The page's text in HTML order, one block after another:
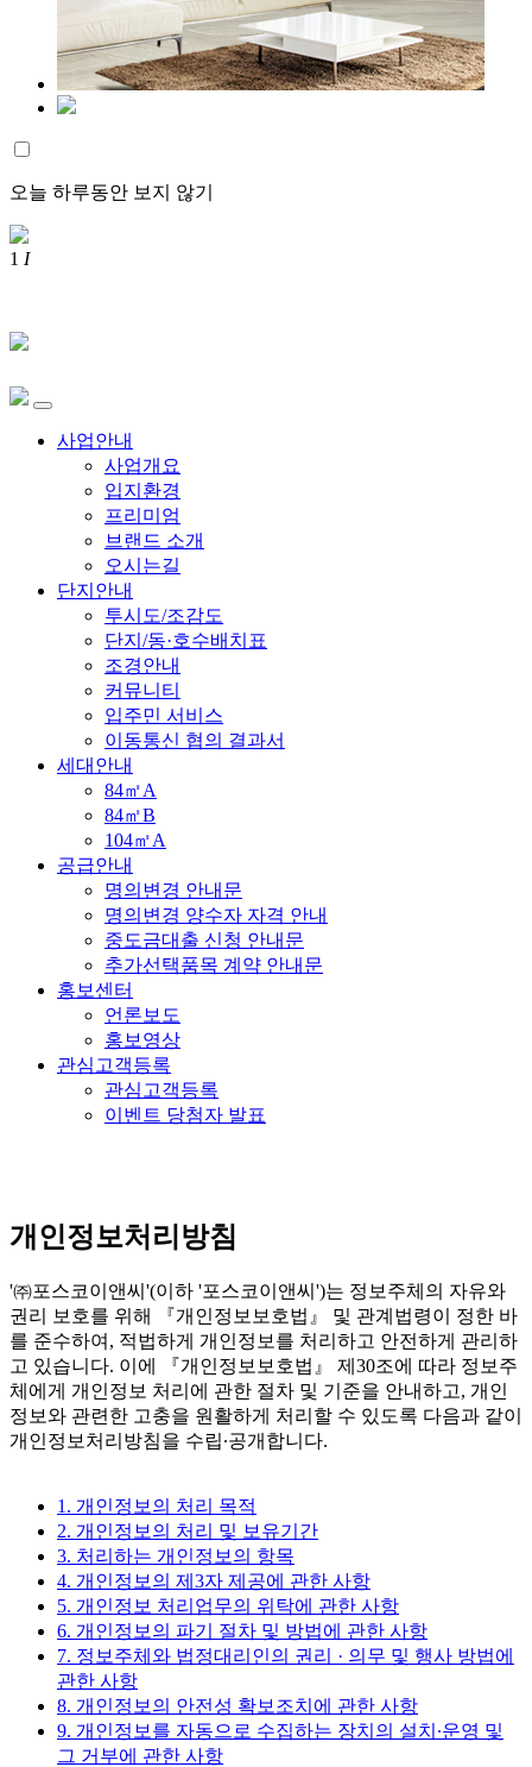
오늘 하루동안 보지 않기
1 I
사업안내
사업개요
입지환경
프리미엄
브랜드 소개
오시는길
단지안내
투시도/조감도
단지/동·호수배치표
조경안내
커뮤니티
입주민 서비스
이동통신 협의 결과서
세대안내
84㎡A
84㎡B
104㎡A
공급안내
명의변경 안내문
명의변경 양수자 자격 안내
중도금대출 신청 안내문
추가선택품목 계약 안내문
홍보센터
언론보도
홍보영상
관심고객등록
관심고객등록
이벤트 당첨자 발표
개인정보처리방침
'㈜포스코이앤씨'(이하 '포스코이앤씨')는 정보주체의 자유와
권리 보호를 위해 『개인정보보호법』 및 관계법령이 정한 바
를 준수하여, 적법하게 개인정보를 처리하고 안전하게 관리하
고 있습니다. 이에 『개인정보보호법』 제30조에 따라 정보주
체에게 개인정보 처리에 관한 절차 및 기준을 안내하고, 개인
정보와 관련한 고충을 원활하게 처리할 수 있도록 다음과 같이
개인정보처리방침을 수립∙공개합니다.
1. 개인정보의 처리 목적
2. 개인정보의 처리 및 보유기간
3. 처리하는 개인정보의 항목
4. 개인정보의 제3자 제공에 관한 사항
5. 개인정보 처리업무의 위탁에 관한 사항
6. 개인정보의 파기 절차 및 방법에 관한 사항
7. 정보주체와 법정대리인의 권리 · 의무 및 행사 방법에
관한 사항
8. 개인정보의 안전성 확보조치에 관한 사항
9. 개인정보를 자동으로 수집하는 장치의 설치∙운영 및
그 거부에 관한 사항